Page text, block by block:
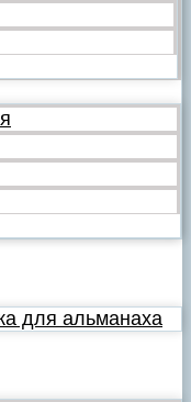
для альманаха